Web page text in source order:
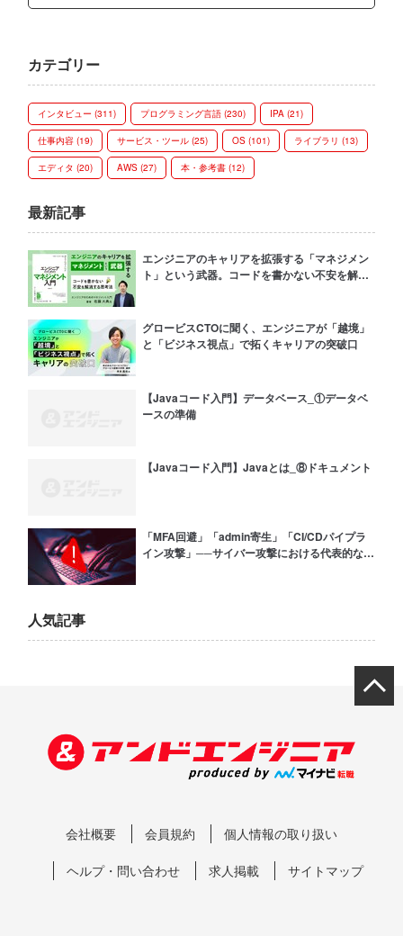
カテゴリー
インタビュー (311) プログラミング言語 (230) IPA (21)
仕事内容 (19) サービス・ツール (25) OS (101) ライブラリ (13)
エディタ (20) AWS (27) 本・参考書 (12)
最新記事
エンジニアのキャリアを拡張する「マネジメン
ト」という武器。コードを書かない不安を解消
グロービスCTOに聞く、エンジニアが「越境」
と「ビジネス視点」で拓くキャリアの突破口
【Javaコード入門】データベース_①データベ
ースの準備
【Javaコード入門】Javaとは_⑧ドキュメント
「MFA回避」「admin寄生」「CI/CDパイプラ
イン攻撃」──サイバー攻撃における代表的な8
人気記事
会社概要 会員規約 個人情報の取り扱い
ヘルプ・問い合わせ 求人掲載 サイトマップ